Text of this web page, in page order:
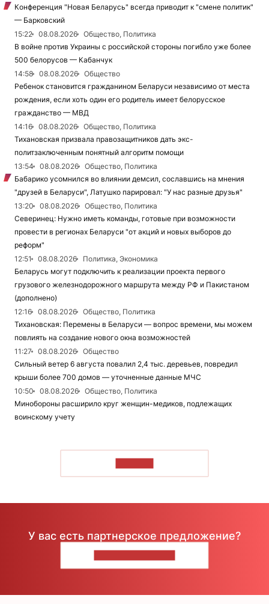
Конференция "Новая Беларусь" всегда приводит к "смене политик"
— Барковский
15:22
08.08.2026
Общество, Политика
В войне против Украины с российской стороны погибло уже более
500 белорусов — Кабанчук
14:58
08.08.2026
Общество
Ребенок становится гражданином Беларуси независимо от места
рождения, если хоть один его родитель имеет белорусское
гражданство — МВД
14:16
08.08.2026
Общество, Политика
Тихановская призвала правозащитников дать экс-
политзаключенным понятный алгоритм помощи
13:54
08.08.2026
Общество, Политика
Бабарико усомнился во влиянии демсил, сославшись на мнения
"друзей в Беларуси", Латушко парировал: "У нас разные друзья"
13:20
08.08.2026
Общество, Политика
Северинец: Нужно иметь команды, готовые при возможности
провести в регионах Беларуси "от акций и новых выборов до
реформ"
12:51
08.08.2026
Политика, Экономика
Беларусь могут подключить к реализации проекта первого
грузового железнодорожного маршрута между РФ и Пакистаном
(дополнено)
12:16
08.08.2026
Общество, Политика
Тихановская: Перемены в Беларуси — вопрос времени, мы можем
повлиять на создание нового окна возможностей
11:27
08.08.2026
Общество
Сильный ветер 6 августа повалил 2,4 тыс. деревьев, повредил
крыши более 700 домов — уточненные данные МЧС
10:50
08.08.2026
Общество, Политика
Минобороны расширило круг женщин-медиков, подлежащих
воинскому учету
У вас есть партнерское предложение?